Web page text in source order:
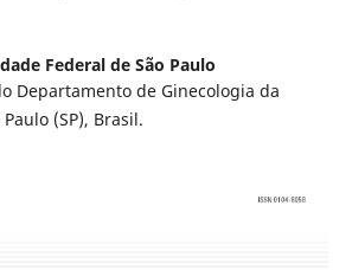
Federal de São Paulo
Departamento de Ginecologia da
Paulo (SP), Brasil.